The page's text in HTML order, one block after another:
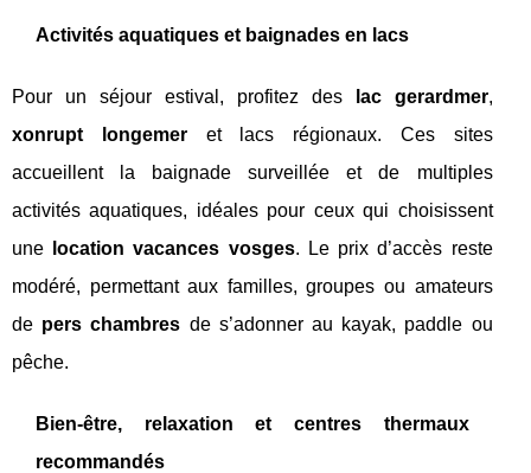
Activités aquatiques et baignades en lacs
Pour un séjour estival, profitez des lac gerardmer,
xonrupt longemeret lacs régionaux. Ces sites
accueillent la baignade surveillée et de multiples
activités aquatiques, idéales pour ceux qui choisissent
une
location vacances vosges. Le prix d’accès reste
modéré, permettant aux familles, groupes ou amateurs
de pers chambres de s’adonner au kayak, paddle ou
pêche.
Bien-être, relaxation et centres thermaux
recommandés